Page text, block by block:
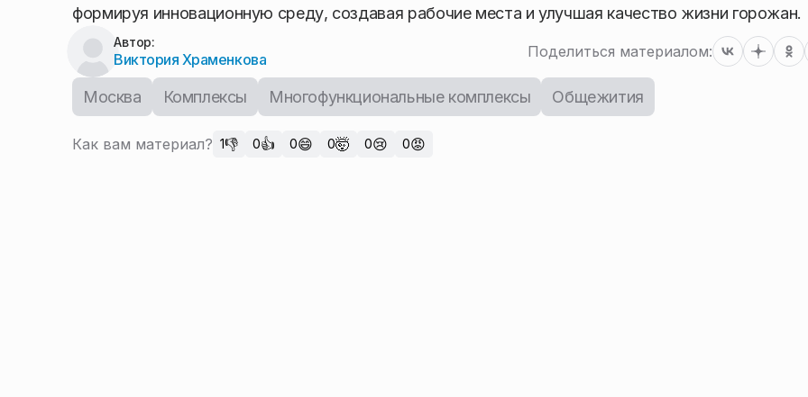
формируя инновационную среду, создавая рабочие места и улучшая качество жизни горожан.
Автор:
Виктория Храменкова Поделиться материалом:
Москва Комплексы Многофункциональные комплексы Общежития
Как вам материал? 1👎 0👍 0😄 0🤯 0😢 0😡